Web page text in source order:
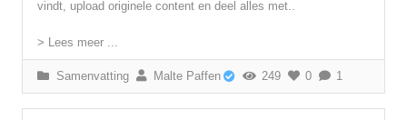
vindt, upload originele content en deel alles met..
> Lees meer ...
Samenvatting Malte Paffen 249 0 1